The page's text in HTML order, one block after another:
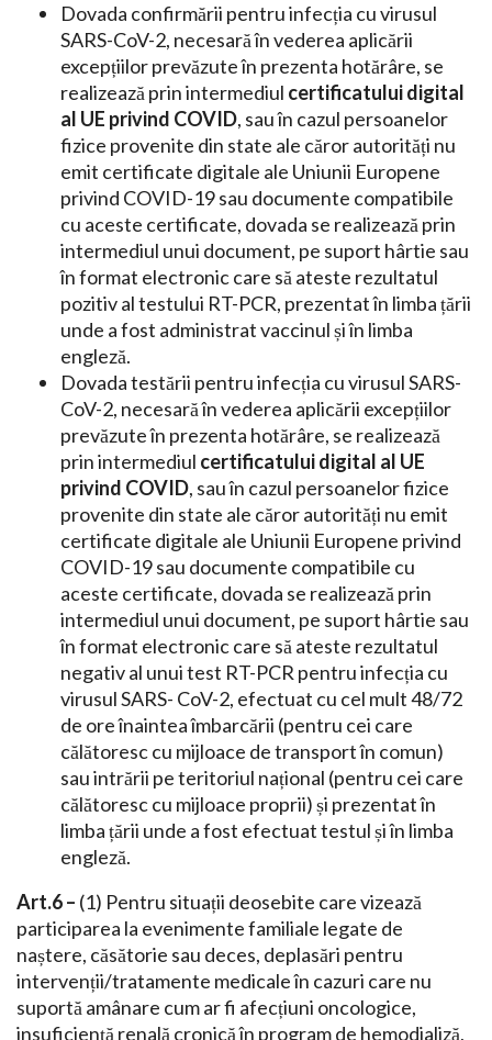
Dovada confirmării pentru infecția cu virusul
SARS-CoV-2, necesară în vederea aplicării
excepțiilor prevăzute în prezenta hotărâre, se
realizează prin intermediul certificatului digital
al UE privind COVID, sau în cazul persoanelor
fizice provenite din state ale căror autorități nu
emit certificate digitale ale Uniunii Europene
privind COVID-19 sau documente compatibile
cu aceste certificate, dovada se realizează prin
intermediul unui document, pe suport hârtie sau
în format electronic care să ateste rezultatul
pozitiv al testului RT-PCR, prezentat în limba țării
unde a fost administrat vaccinul și în limba
engleză.
Dovada testării pentru infecția cu virusul SARS-
CoV-2, necesară în vederea aplicării excepțiilor
prevăzute în prezenta hotărâre, se realizează
prin intermediul certificatului digital al UE
privind COVID, sau în cazul persoanelor fizice
provenite din state ale căror autorități nu emit
certificate digitale ale Uniunii Europene privind
COVID-19 sau documente compatibile cu
aceste certificate, dovada se realizează prin
intermediul unui document, pe suport hârtie sau
în format electronic care să ateste rezultatul
negativ al unui test RT-PCR pentru infecția cu
virusul SARS- CoV-2, efectuat cu cel mult 48/72
de ore înaintea îmbarcării (pentru cei care
călătoresc cu mijloace de transport în comun)
sau intrării pe teritoriul național (pentru cei care
călătoresc cu mijloace proprii) și prezentat în
limba țării unde a fost efectuat testul și în limba
engleză.
Art.6 – (1) Pentru situații deosebite care vizează
participarea la evenimente familiale legate de
naștere, căsătorie sau deces, deplasări pentru
intervenții/tratamente medicale în cazuri care nu
suportă amânare cum ar fi afecțiuni oncologice,
insuficiență renală cronică în program de hemodializă,